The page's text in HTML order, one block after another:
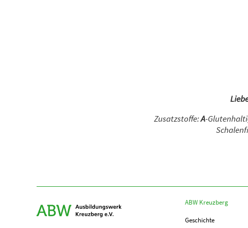
Zusatzstoffe:A-
ABW Kreuzberg
Geschichte